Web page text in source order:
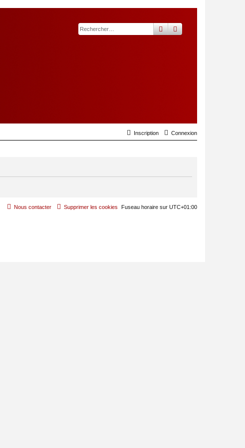
rechercher
recherche
Connexion
Inscription
Fuseau horaire sur UTC+01:00
Supprimer les cookies
Nous contacter